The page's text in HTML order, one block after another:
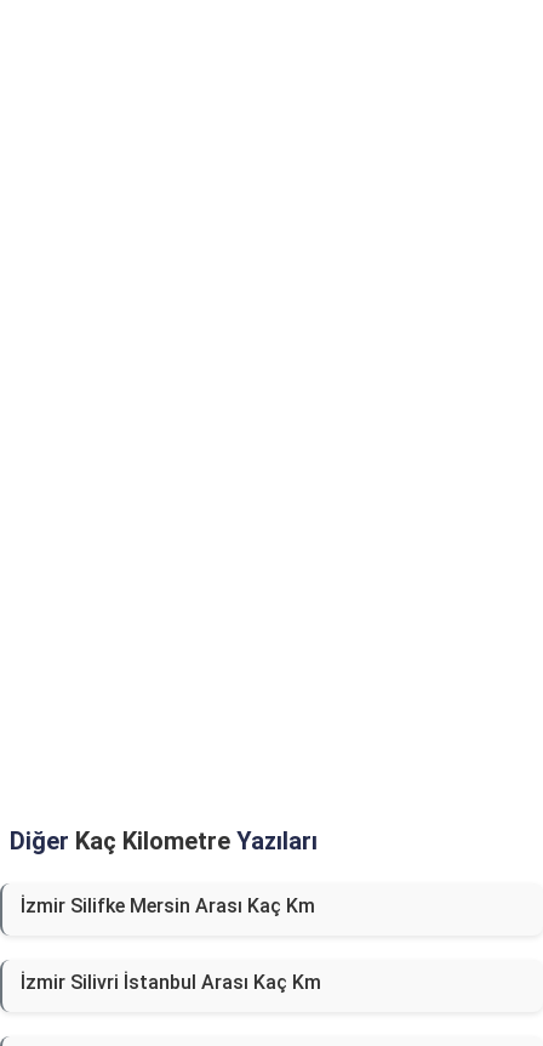
Diğer Kaç Kilometre Yazıları
İzmir Silifke Mersin Arası Kaç Km
İzmir Silivri İstanbul Arası Kaç Km